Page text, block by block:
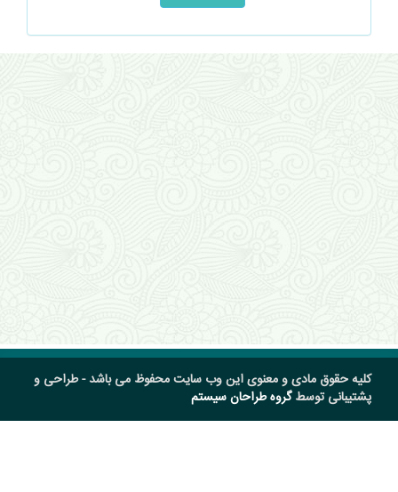
کلیه حقوق مادی و معنوی این وب سایت محفوظ می باشد - طراحی و
پشتیبانی توسطگروه طراحان سیستم